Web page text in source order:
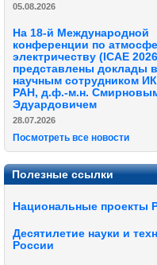
05.08.2026
На 18-й Международной
конференции по
электричеству (ICAE
представлены доклады
научным сотрудником
РАН, д.ф.-м.н.
Эдуардовичем
28.07.2026
Посмотреть все новости
Полезные ссылки
Национальные проекты
Десятилетие науки и
России